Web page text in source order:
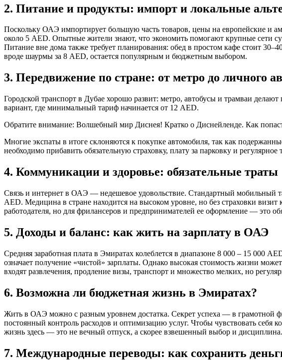
2. Питание и продукты: импорт и локальные
Поскольку ОАЭ импортирует большую часть товаров, цены на европейские и
около 5 AED. Опытные жители знают, что экономить помогают крупные сети
Питание вне дома также требует планирования: обед в простом кафе стоит
вроде шаурмы за 8 AED, остается популярным и бюджетным выбором.
3. Передвижение по стране: от метро до личного
Городской транспорт в Дубае хорошо развит: метро, автобусы и трамваи
вариант, где минимальный тариф начинается от 12 AED.
Обратите внимание: Волшебный мир Диснея! Кратко о Диснейленде. Как
Многие экспаты в итоге склоняются к покупке автомобиля, так как
необходимо прибавить обязательную страховку, плату за парковку и
4. Коммуникации и здоровье: обязательные траты
Связь и интернет в ОАЭ — недешевое удовольствие. Стандартный мобильный
AED. Медицина в стране находится на высоком уровне, но без страховки
работодателя, но для фрилансеров и предпринимателей ее оформление — это
5. Доходы и баланс: как жить на зарплату в ОАЭ
Средняя заработная плата в Эмиратах колеблется в диапазоне 8 000 – 15 000
означает получение «чистой» зарплаты. Однако высокая стоимость жизни
входят развлечения, продление визы, транспорт и множество мелких, но
6. Возможна ли бюджетная жизнь в Эмиратах?
Жить в ОАЭ можно с разным уровнем достатка. Секрет успеха — в грамотной
постоянный контроль расходов и оптимизацию услуг. Чтобы чувствовать
жизнь здесь — это не вечный отпуск, а скорее взвешенный выбор и дисциплина.
7. Международные переводы: как сохранить